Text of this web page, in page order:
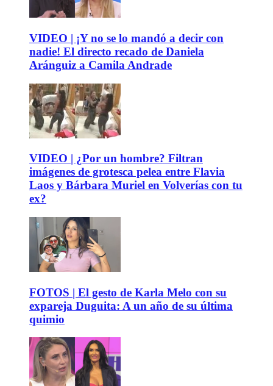
VIDEO | ¡Y no se lo mandó a decir con
nadie! El directo recado de Daniela
Aránguiz a Camila Andrade
VIDEO | ¿Por un hombre? Filtran
imágenes de grotesca pelea entre Flavia
Laos y Bárbara Muriel en Volverías con tu
ex?
FOTOS | El gesto de Karla Melo con su
expareja Duguita: A un año de su última
quimio